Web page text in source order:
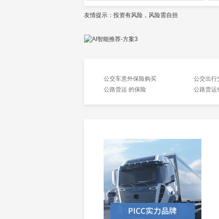
友情提示：投资有风险，风险需自担
公交车意外保险购买
公交出行
公路货运 的保险
公路货运